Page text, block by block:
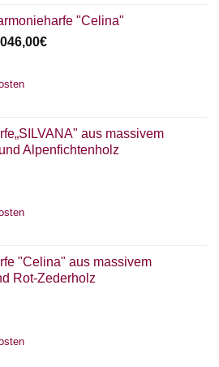
"Celina"
€
aus massivem
Alpenfichtenholz
"Celina" aus massivem
Rot-Zederholz